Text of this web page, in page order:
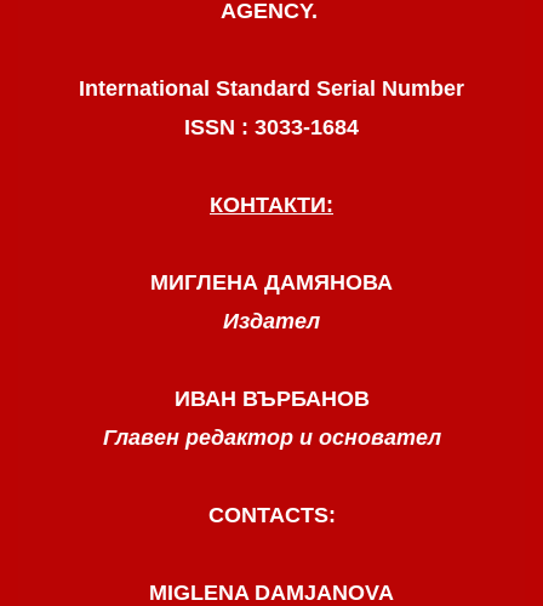
AGENCY.
International Standard Serial Number
ISSN : 3033-1684
КОНТАКТИ:
МИГЛЕНА ДАМЯНОВА
Издател
ИВАН ВЪРБАНОВ
Главен редактор и основател
CONTACTS:
MIGLENA DAMJANOVA